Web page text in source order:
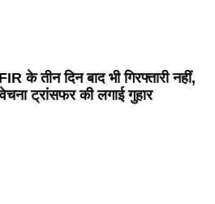
के तीन दिन बाद भी गिरफ्तारी नहीं,
ट्रांसफर की लगाई गुहार